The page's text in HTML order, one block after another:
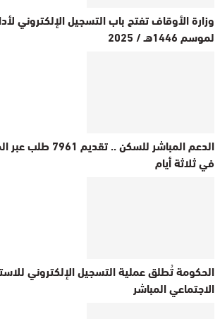
وزارة الأوقاف تفتح باب التسجيل الإلكتروني
لموسم 1446هـ / 2025
الدعم المباشر للسكن ..
في ثلاثة أيام
الحكومة تُطلق عملية التسجيل الإلكتروني
الاجتماعي المباشر